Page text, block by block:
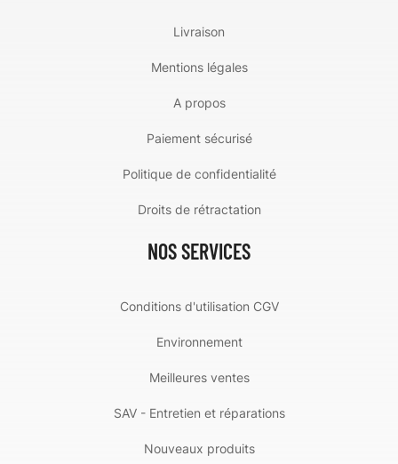
Livraison
Mentions légales
A propos
Paiement sécurisé
Politique de confidentialité
Droits de rétractation
NOS SERVICES
Conditions d'utilisation CGV
Environnement
Meilleures ventes
SAV - Entretien et réparations
Nouveaux produits